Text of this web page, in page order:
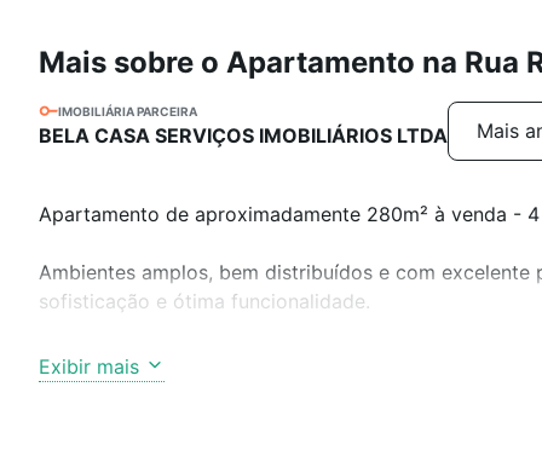
Mais sobre o Apartamento na Rua
IMOBILIÁRIA PARCEIRA
BELA CASA SERVIÇOS IMOBILIÁRIOS LTDA Mais
Apartamento de aproximadamente 280m² à venda -
Ambientes amplos, bem distribuídos e com
sofisticação e ótima funcionalidade.
02 salas generosas para vários ambientes, com piso
Lavabo com excelente acabamento e espelho. 04
Exibir mais